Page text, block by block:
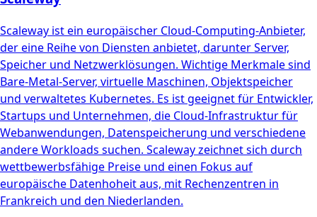
Scaleway ist ein europäischer Cloud-Computing-Anbieter,
der eine Reihe von Diensten anbietet, darunter Server,
Speicher und Netzwerklösungen. Wichtige Merkmale sind
Bare-Metal-Server, virtuelle Maschinen, Objektspeicher
und verwaltetes Kubernetes. Es ist geeignet für Entwickler,
Startups und Unternehmen, die Cloud-Infrastruktur für
Webanwendungen, Datenspeicherung und verschiedene
andere Workloads suchen. Scaleway zeichnet sich durch
wettbewerbsfähige Preise und einen Fokus auf
europäische Datenhoheit aus, mit Rechenzentren in
Frankreich und den Niederlanden.